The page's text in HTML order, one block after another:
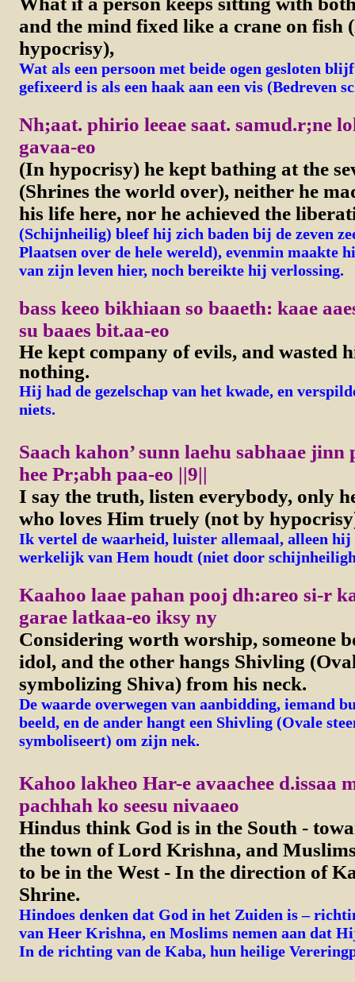
and the mind fixed like a crane on fish
hypocrisy),
Wat als een persoon met beide ogen gesloten
gefixeerd is als een haak aan een vis (Bedreven
Nh;aat. phirio leeae saat. samud.r;ne
gavaa-eo
(In hypocrisy) he kept bathing at the
(Shrines the world over), neither he
his life here, nor he achieved the
(Schijnheilig) bleef hij zich baden bij de zeven
Plaatsen over de hele wereld), evenmin maakte
van zijn leven hier, noch bereikte hij verlossing.
bass keeo bikhiaan so baaeth: kaae
su baaes bit.aa-eo
He kept company of evils, and wasted
nothing.
Hij had de gezelschap van het kwade, en
niets.
Saach kahon’ sunn laehu sabhaae jinn
hee Pr;abh paa-eo ||9||
I say the truth, listen everybody, only
who loves Him truely (not by
Ik vertel de waarheid, luister allemaal, alleen hij
werkelijk van Hem houdt (niet door
Kaahoo laae pahan pooj dh:areo si-r
garae latkaa-eo iksy ny
Considering worth worship, someone
idol, and the other hangs Shivling
symbolizing Shiva) from his neck.
De waarde overwegen van aanbidding, iemand
beeld, en de ander hangt een Shivling (Ovale
symboliseert) om zijn nek.
Kahoo lakheo Har-e avaachee d.issaa
pachhah ko seesu nivaaeo
Hindus think God is in the South -
the town of Lord Krishna, and
to be in the West - In the direction of
Shrine.
Hindoes denken dat God in het Zuiden is –
van Heer Krishna, en Moslims nemen aan dat
In de richting van de Kaba, hun heilige